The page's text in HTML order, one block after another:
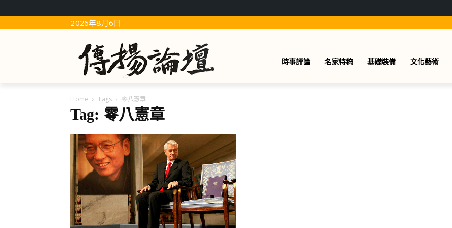
2026年8月6日
時事評論 名家特稿 基礎裝備 文化藝術
Home Tags 零八憲章
Tag: 零八憲章